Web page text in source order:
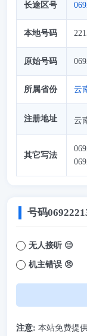
长途区号
本地号码
原始号码
所属省份 云
注册地址 云
其它写法
号码
无人接听 😑
机主错误 😠
注意: 本站免费提